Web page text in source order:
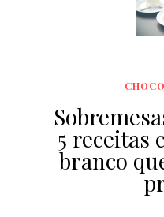
5 receitas
branco